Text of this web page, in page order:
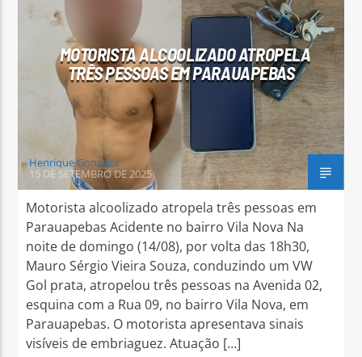
Arara Azul FM
MOTORISTA ALCOOLIZADO ATROPELA
TRÊS PESSOAS EM PARAUAPEBAS
Henrique Gonzaga
15 DE SETEMBRO DE 2025
Motorista alcoolizado atropela três pessoas em
Parauapebas Acidente no bairro Vila Nova Na
noite de domingo (14/08), por volta das 18h30,
Mauro Sérgio Vieira Souza, conduzindo um VW
Gol prata, atropelou três pessoas na Avenida 02,
esquina com a Rua 09, no bairro Vila Nova, em
Parauapebas. O motorista apresentava sinais
visíveis de embriaguez. Atuação […]